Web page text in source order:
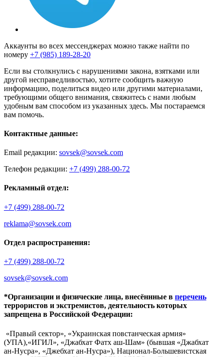
Аккаунты во всех мессенджерах можно также найти по
номеру +7 (985) 189-28-20
Если вы столкнулись с нарушениями закона, взятками или
другой несправедливостью, хотите сообщить важную
информацию, поделиться видео или другими материалами,
требующими общего внимания, свяжитесь с нами любым
удобным вам способом из указанных здесь. Мы постараемся
вам помочь.
Контактные данные:
Email редакции: sovsek@sovsek.com
Телефон редакции: +7 (499) 288-00-72
Рекламный отдел:
+7 (499) 288-00-72
reklama@sovsek.com
Отдел распространения:
+7 (499) 288-00-72
sovsek@sovsek.com
*Организации и физические лица, внесённные в перечень
террористов и экстремистов, деятельность которых
запрещена в Российской Федерации:
«Правый сектор», «Украинская повстанческая армия»
(УПА),«ИГИЛ», «Джабхат Фатх аш-Шам» (бывшая «Джабхат
ан-Нусра», «Джебхат ан-Нусра»), Национал-Большевистская